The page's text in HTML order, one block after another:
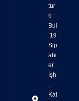
tür
k
Bul
.19
Sip
ahi
er
İşh
.
Kat